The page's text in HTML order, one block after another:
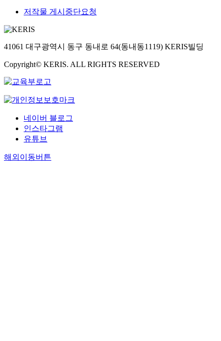
저작물 게시중단요청
41061 대구광역시 동구 동내로 64(동내동1119) KERIS빌딩
Copyright© KERIS. ALL RIGHTS RESERVED
네이버 블로그
인스타그램
유튜브
해외이동버튼